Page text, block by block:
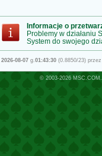
Informacje o
Problemy w działaniu
System do swojego
2026-08-07g.01:43:30(0.8850/23)
© 2003-2026